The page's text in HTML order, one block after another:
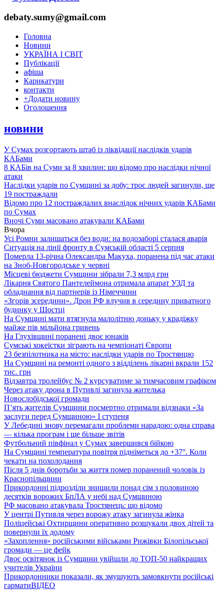
debaty.sumy@gmail.com
Головна
Новини
УКРАЇНА І СВІТ
Публікації
афіша
Карикатури
контакти
+Додати новину
Оголошення
новини
У Сумах розгортають штаб із ліквідації наслідків ударів
КАБами
8 КАБів на Суми за 8 хвилин: що відомо про наслідки нічної
атаки
Наслідки ударів по Сумщині за добу: троє людей загинули, ще
19 постраждали
Відомо про 12 постраждалих внаслідок нічних ударів КАБами
по Сумах
Вночі Суми масовано атакували КАБами
Вчора
Усі Ромни залишаться без води: на водозаборі сталася аварія
Ситуація на лінії фронту в Сумській області 5 серпня
Померла 13-річна Олександра Макуха, поранена під час атаки
на Зноб-Новгородське у червні
Місцеві бюджети Сумщини зібрали 7,3 млрд грн
Лікарня Святого Пантелеймона отримала апарат УЗД та
обладнання від партнерів із Німеччини
«Згорів зсередини». Дрон РФ влучив в середину приватного
будинку у Шостці
На Сумщині мати втягнула малолітню доньку у крадіжку
майже пів мільйона гривень
На Глухівщині поранені двоє юнаків
Сумські хокеїстки зіграють на чемпіонаті Європи
23 безпілотника на місто: наслідки ударів по Тростянцю
На Сумщині на ремонті одного з відділень лікарні вкрали 152
тис. грн
Відзавтра тролейбус № 2 курсуватиме за тимчасовим графіком
Через атаку дрона в Путивлі загинула жителька
Новослобідської громади
П’ять жителів Сумщини посмертно отримали відзнаки «За
заслуги перед Сумщиною» І ступеня
У Лебедині знову перемагали проблеми нарадою: одна справа
— кілька програм і ще більше звітів
Футбольний півфінал у Сумах завершився бійкою
На Сумщині температура повітря підніметься до +37°. Коли
чекати на похолодання
Після 5 днів боротьби за життя помер поранений чоловік із
Краснопільщини
Прикордонні підрозділи знищили понад сім з половиною
десятків ворожих БпЛА у небі над Сумщиною
РФ масовано атакувала Тростянець: що відомо
У центрі Путивля через ворожу атаку загинула жінка
Поліцейські Охтирщини оперативно розшукали двох дітей та
повернули їх додому
«Захоплення» російськими військами Рижівки Білопільської
громади — це фейк
Двоє освітянок із Сумщини увійшли до ТОП-50 найкращих
учителів України
Прикордонники показали, як змушують замовкнути російські
гарматиВІДЕО